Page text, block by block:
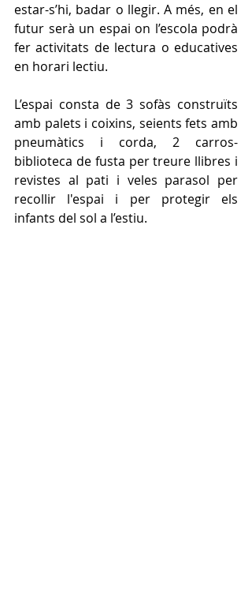
estar-s’hi, badar o llegir. A més, en el
futur serà un espai on l’escola podrà
fer activitats de lectura o educatives
en horari lectiu.
L’espai consta de 3 sofàs construïts
amb palets i coixins, seients fets amb
pneumàtics i corda, 2 carros-
biblioteca de fusta per treure llibres i
revistes al pati i veles parasol per
recollir l'espai i per protegir els
infants del sol a l’estiu.